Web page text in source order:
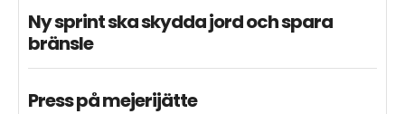
Ny sprint ska skydda jord och spara
bränsle
Press på mejerijätte